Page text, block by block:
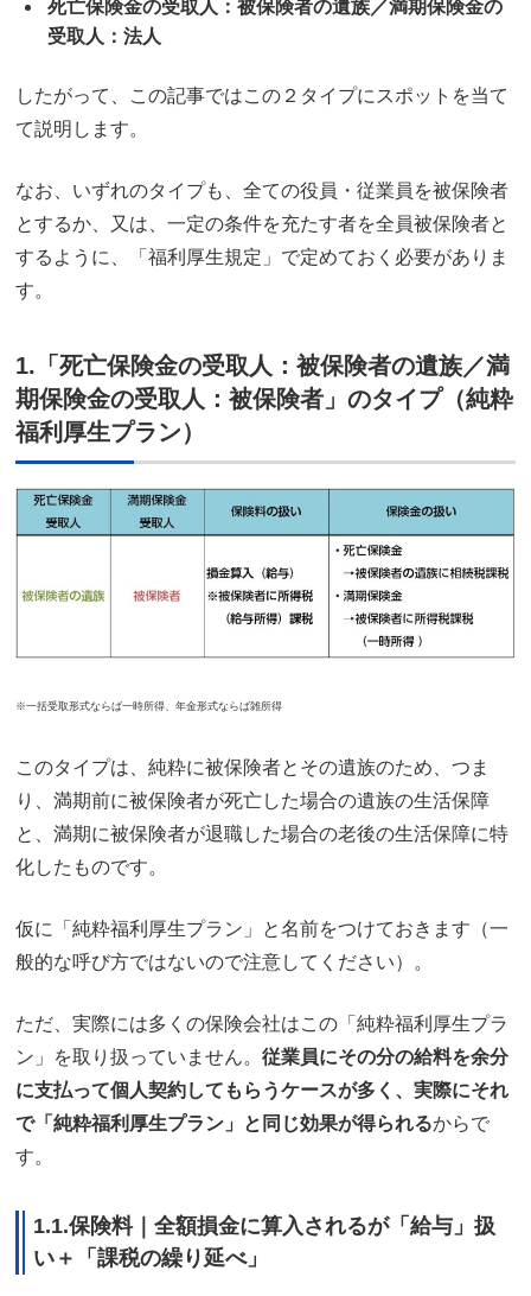
死亡保険金の受取人：被保険者の遺族／満期保険金の
受取人：法人
したがって、この記事ではこの２タイプにスポットを当て
て説明します。
なお、いずれのタイプも、全ての役員・従業員を被保険者
とするか、又は、一定の条件を充たす者を全員被保険者と
するように、「福利厚生規定」で定めておく必要がありま
す。
1.「死亡保険金の受取人：被保険者の遺族／満
期保険金の受取人：被保険者」のタイプ（純粋
福利厚生プラン）
※一括受取形式ならば一時所得、年金形式ならば雑所得
このタイプは、純粋に被保険者とその遺族のため、つま
り、満期前に被保険者が死亡した場合の遺族の生活保障
と、満期に被保険者が退職した場合の老後の生活保障に特
化したものです。
仮に「純粋福利厚生プラン」と名前をつけておきます（一
般的な呼び方ではないので注意してください）。
ただ、実際には多くの保険会社はこの「純粋福利厚生プラ
ン」を取り扱っていません。 従業員にその分の給料を余分
に支払って個人契約してもらうケースが多く、実際にそれ
で「純粋福利厚生プラン」と同じ効果が得られるからで
す。
1.1.保険料｜全額損金に算入されるが「給与」扱
い＋「課税の繰り延べ」